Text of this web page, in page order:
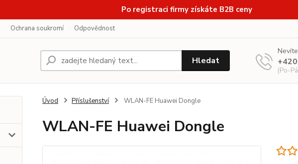
Po registraci firmy získáte B2B ceny
Ochrana soukromí Odpovědnost
Hledat
(Po-
Úvod Příslušenství WLAN-FE Huawei Dongle
WLAN-FE Huawei Dongle